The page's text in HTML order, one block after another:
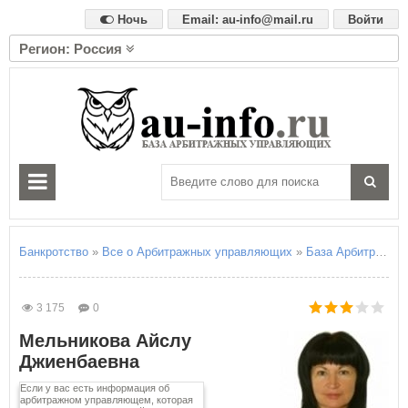
Войти
Email: au-info@mail.ru
Ночь
Регион: Россия
Алтайский край
Амурская область
Архангельская область
Астраханская область
Б
Белгородская область
В
Владимирская область
Вологодская область
Воронежская область
Е
Банкротство » Все о Арбитражных управляющих » База
3 175 0
Мельникова Айслу
Джиенбаевна
Если у вас есть информация об
арбитражном управляющем, которая